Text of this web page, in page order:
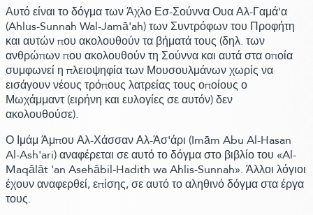
Αυτό είναι το δόγμα των Άχλο Εσ-Σούννα Ουα Αλ-Γαμά'α
(Ahlus-Sunnah Wal-Jamā'ah)των Συντρόφων του Προφήτη
και αυτών που ακολουθούν τα βήματά τους(δηλ. των
ανθρώπων που ακολουθούν τη Σούννα και αυτά στα οποία
συμφωνεί η πλειοψηφία των Μουσουλμάνων χωρίς να
εισάγουν νέους τρόπους λατρείας τους οποίους ο
Μωχάμμαντ (ειρήνη και ευλογίες σε αυτόν)δεν
ακολουθούσε).
Ο Ιμάμ Άμπου Αλ-Χάσσαν Αλ-Άσ'άρι (Imām Abu Al-Hasan
Al-Ash'ari)αναφέρεται σε αυτό το δόγμα στο βιβλίο του «Al-
Maqālāt 'an Asehābil-Hadith wa Ahlis-Sunnah». Άλλοι λόγιοι
έχουν αναφερθεί, επίσης, σε αυτό το αληθινό δόγμα στα έργα
τους.